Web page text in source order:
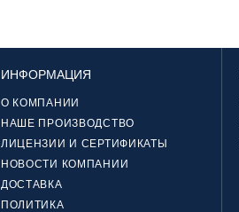
ИНФОРМАЦИЯ
О КОМПАНИИ
НАШЕ ПРОИЗВОДСТВО
ЛИЦЕНЗИИ И СЕРТИФИКАТЫ
НОВОСТИ КОМПАНИИ
ДОСТАВКА
ПОЛИТИКА